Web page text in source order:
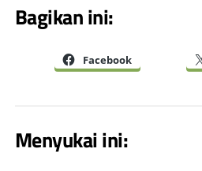
Bagikan ini:
Facebook
Menyukai ini: